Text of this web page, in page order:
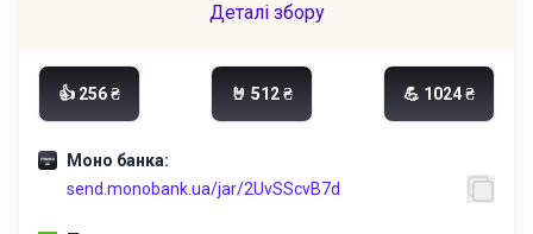
Деталі збору
Моно банка:
send.monobank.ua/jar/2UvSScvB7d
👍 256 ₴ 🤘 512 ₴ 💪 1024 ₴